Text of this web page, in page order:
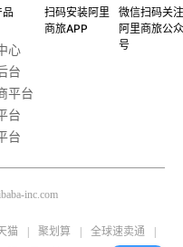
品
心
台
平台
台
台
扫码安装阿里
商旅APP
微信扫码关
阿里商旅公
号
inc.com
猫 聚划算 全球速卖通